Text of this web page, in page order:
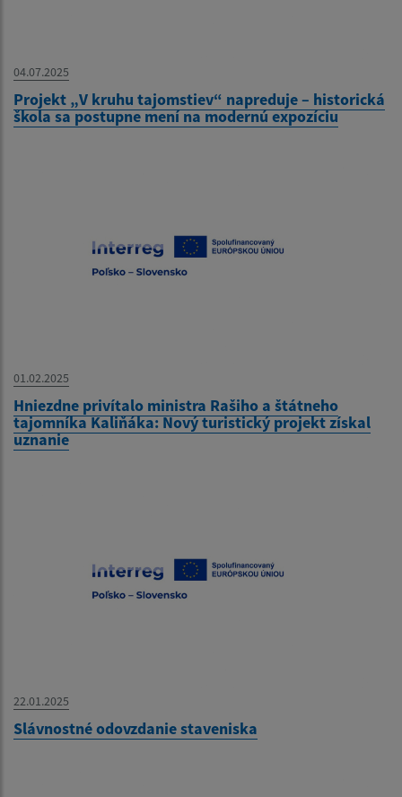
04.07.2025
Projekt „V kruhu tajomstiev“ napreduje – historická
škola sa postupne mení na modernú expozíciu
01.02.2025
Hniezdne privítalo ministra Rašiho a štátneho
tajomníka Kaliňáka: Nový turistický projekt získal
uznanie
22.01.2025
Slávnostné odovzdanie staveniska